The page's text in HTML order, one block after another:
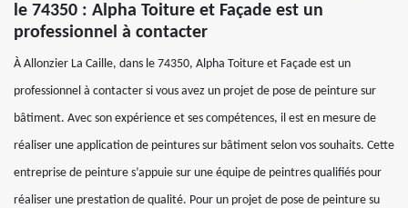
le 74350 : Alpha Toiture et Façade est un
professionnel à contacter
À Allonzier La Caille, dans le 74350, Alpha Toiture et Façade est un
professionnel à contacter si vous avez un projet de pose de peinture sur
bâtiment. Avec son expérience et ses compétences, il est en mesure de
réaliser une application de peintures sur bâtiment selon vos souhaits. Cette
entreprise de peinture s’appuie sur une équipe de peintres qualifiés pour
réaliser une prestation de qualité. Pour un projet de pose de peinture su